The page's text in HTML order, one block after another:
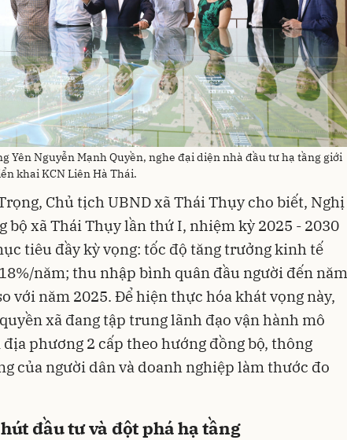
Yên Nguyễn Mạnh Quyền, nghe đại diện nhà đầu tư hạ tầng giới
khai KCN Liên Hà Thái.
Chủ tịch UBND xã Thái Thụy cho biết, Nghị
bộ xã Thái Thụy lần thứ I, nhiệm kỳ 2025 - 2030
tiêu đầy kỳ vọng: tốc độ tăng trưởng kinh tế
năm; thu nhập bình quân đầu người đến năm
với năm 2025. Để hiện thực hóa khát vọng này,
xã đang tập trung lãnh đạo vận hành mô
phương 2 cấp theo hướng đồng bộ, thông
của người dân và doanh nghiệp làm thước đo
đầu tư và đột phá hạ tầng